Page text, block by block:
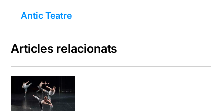
Antic Teatre
Articles relacionats